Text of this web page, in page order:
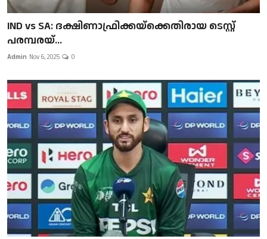
IND vs SA: ദക്ഷിണാഫ്രിക്കയ്‌ക്കെതിരായ ടെസ്റ്റ്
പരമ്പരയ്...
Admin Nov 6, 2025 0